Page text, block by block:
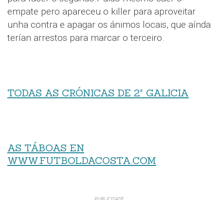
empate pero apareceu o killer para aproveitar
unha contra e apagar os ánimos locais, que aínda
terían arrestos para marcar o terceiro.
TODAS AS CRÓNICAS DE 2ª GALICIA
AS TÁBOAS EN
WWW.FUTBOLDACOSTA.COM